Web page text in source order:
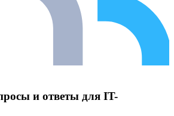
и ответы для IT-